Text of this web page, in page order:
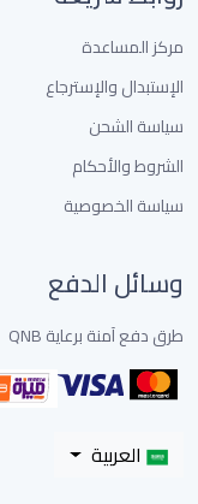
مركز المساعدة
الإستبدال والإسترجاع
سياسة الشحن
الشروط والأحكام
سياسة الخصوصية
وسائل الدفع
طرق دفع آمنة برعاية QNB